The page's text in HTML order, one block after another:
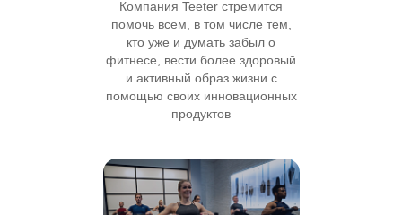
Компания Teeter стремится
помочь всем, в том числе тем,
кто уже и думать забыл о
фитнесе, вести более здоровый
и активный образ жизни с
помощью своих инновационных
продуктов